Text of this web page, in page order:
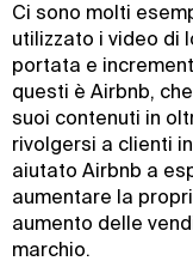
Ci sono molti
utilizzato i video di
portata e
questi è Airbnb,
suoi contenuti in
rivolgersi a clienti
aiutato Airbnb a
aumentare la
aumento delle
marchio.